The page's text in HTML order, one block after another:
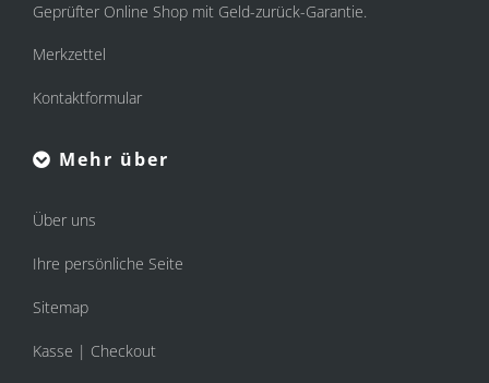
Geprüfter Online Shop mit Geld-zurück-Garantie.
Merkzettel
Kontaktformular
Mehr über
Über uns
Ihre persönliche Seite
Sitemap
Kasse | Checkout